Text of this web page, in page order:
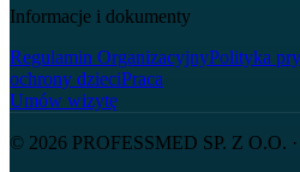
Informacje i dokumenty
Regulamin OrganizacyjnyPolityka
ochrony dzieciPraca
Umów wizytę
© 2026 PROFESSMED SP. Z O.O.